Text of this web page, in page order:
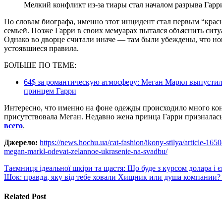
Мелкий конфликт из-за тиары стал началом разрыва
По словам биографа, именно этот инцидент стал первым
семьей. Позже Гарри в своих мемуарах пытался объяснить
Однако во дворце считали иначе — там были убеждены, что
устоявшиеся правила.
БОЛЬШЕ ПО ТЕМЕ:
64$ за романтическую атмосферу: Меган Маркл
принцем Гарри
Интересно, что именно на фоне одежды происходило много
присутствовала Меган. Недавно жена принца Гарри
всего.
Джерело: https://news.hochu.ua/cat-fashion/ikony-stilya/article-
megan-markl-odevat-zelannoe-ukrasenie-na-svadbu/
Навигация
по
записям
Таємниця ідеальної шкіри та щастя: Що буде з курсом долара і
Шок: правда, яку від тебе ховали Хищник или душа компании?
Related Post